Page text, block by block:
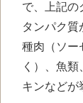
で、上記の
タンパク質
種肉（ソー
く）、魚
キンなどが